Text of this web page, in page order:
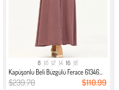
8 10 12 14 16 18
Kapüşonlu Beli Büzgülü Ferace 61346...
$239.70 $110.99